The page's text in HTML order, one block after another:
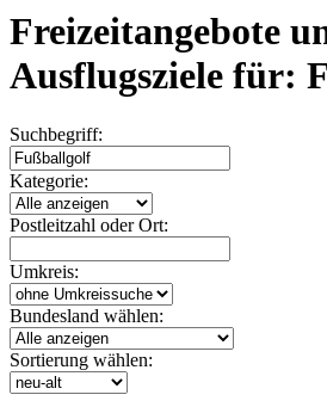
Freizeitangebote
Ausflugsziele für:
Suchbegriff:
Kategorie:
Postleitzahl oder Ort:
Umkreis:
Bundesland wählen:
Sortierung wählen: